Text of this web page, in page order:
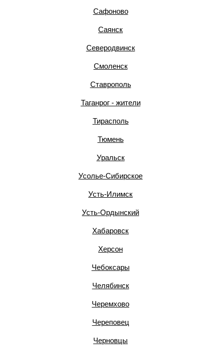
Сафоново
Саянск
Северодвинск
Смоленск
Ставрополь
Таганрог - жители
Тирасполь
Тюмень
Уральск
Усолье-Сибирское
Усть-Илимск
Усть-Ордынский
Хабаровск
Херсон
Чебоксары
Челябинск
Черемхово
Череповец
Черновцы